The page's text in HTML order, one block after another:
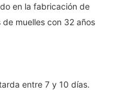
en la fabricación de
muelles con 32 años
entre 7 y 10 días.